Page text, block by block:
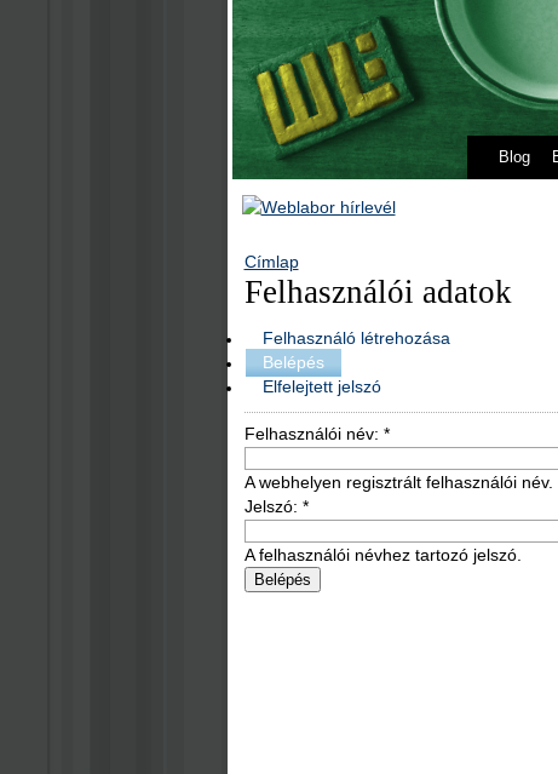
Blog
Címlap
Felhasználói adatok
Felhasználó létrehozása
Belépés
Elfelejtett jelszó
Felhasználói név: *
A webhelyen regisztrált felhasználói név.
Jelszó: *
A felhasználói névhez tartozó jelszó.